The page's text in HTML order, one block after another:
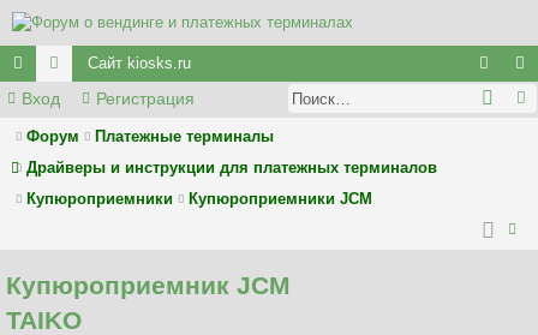
с
ы
лк
и
ор
у
м
ы
Сайт kiosks.ru
хо
ег
Вход Регистрация
Форум
Платежные терминалы
Драйверы и инструкции для платежных терминалов
Купюроприемники
Купюроприемники JCM
Купюроприемник JCM
TAIKO